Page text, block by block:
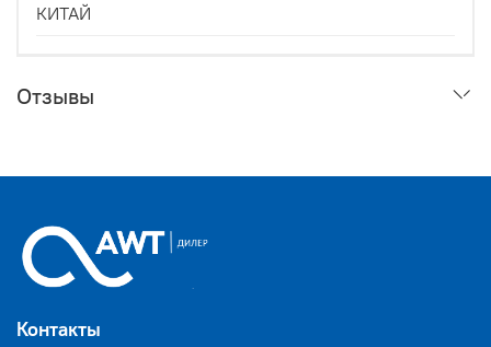
КИТАЙ
Отзывы
Контакты